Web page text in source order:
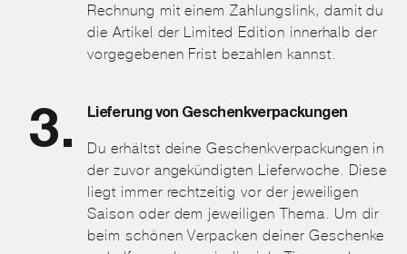
Rechnung mit einem Zahlungslink, damit du
die Artikel der Limited Edition innerhalb der
vorgegebenen Frist bezahlen kannst.
Lieferung von Geschenkverpackungen
Du erhältst deine Geschenkverpackungen in
der zuvor angekündigten Lieferwoche. Diese
liegt immer rechtzeitig vor der jeweiligen
Saison oder dem jeweiligen Thema. Um dir
beim schönen Verpacken deiner Geschenke